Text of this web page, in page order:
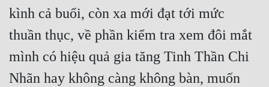
kình cả buổi, còn xa mới đạt tới mức
thuần thục, về phần kiểm tra xem đôi mắt
mình có hiệu quả gia tăng Tinh Thần Chi
Nhãn hay không càng không bàn, muốn